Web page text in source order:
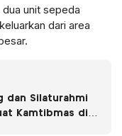
unit sepeda
dari area
dan Silaturahmi
Kamtibmas di